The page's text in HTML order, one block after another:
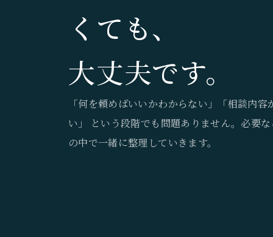
くても、
大丈夫です。
「何を頼めばいいかわからない」「相談内容
い」 という段階でも問題ありません。必要
の中で一緒に整理していきます。